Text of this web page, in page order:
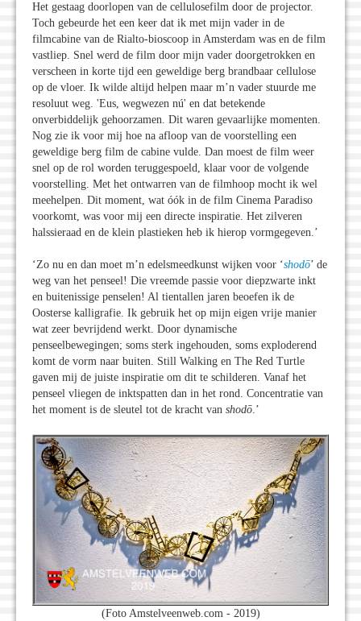
Het gestaag doorlopen van de cellulosefilm door de projector.
Toch gebeurde het een keer dat ik met mijn vader in de
filmcabine van de Rialto-bioscoop in Amsterdam was en de film
vastliep. Snel werd de film door mijn vader doorgetrokken en
verscheen in korte tijd een geweldige berg brandbaar cellulose
op de vloer. Ik wilde altijd helpen maar m’n vader stuurde me
resoluut weg. 'Eus, wegwezen nú' en dat betekende
onverbiddelijk gehoorzamen. Dit waren gevaarlijke momenten.
Nog zie ik voor mij hoe na afloop van de voorstelling een
geweldige berg film de cabine vulde. Dan moest de film weer
snel op de rol worden teruggespoeld, klaar voor de volgende
voorstelling. Met het ontwarren van de filmhoop mocht ik wel
meehelpen. Dit moment, wat óók in de film Cinema Paradiso
voorkomt, was voor mij een directe inspiratie. Het zilveren
halssieraad en de klein plastieken heb ik hierop vormgegeven.’
‘Zo nu en dan moet m’n edelsmeedkunst wijken voor ‘shodō’ de
weg van het penseel! Die vreemde passie voor diepzwarte inkt
en buitenissige penselen! Al tientallen jaren beoefen ik de
Oosterse kalligrafie. Ik gebruik het op mijn eigen vrije manier
wat zeer bevrijdend werkt. Door dynamische
penseelbewegingen; soms sterk ingehouden, soms exploderend
komt de vorm naar buiten. Still Walking en The Red Turtle
gaven mij de juiste inspiratie om dit te schilderen. Vanaf het
penseel vliegen de inktspatten dan in het rond. Concentratie van
het moment is de sleutel tot de kracht van shodō.’
(Foto Amstelveenweb.com - 2019)